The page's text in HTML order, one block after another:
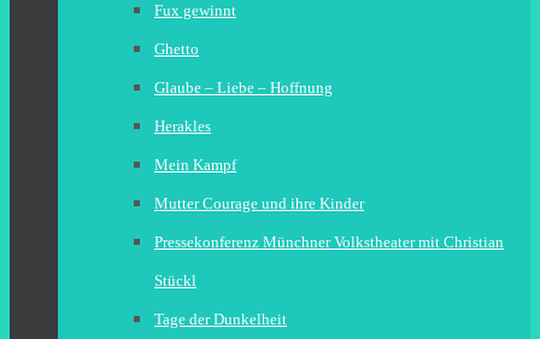
Fux gewinnt
Ghetto
Glaube – Liebe – Hoffnung
Herakles
Mein Kampf
Mutter Courage und ihre Kinder
Pressekonferenz Münchner Volkstheater mit Christian
Stückl
Tage der Dunkelheit